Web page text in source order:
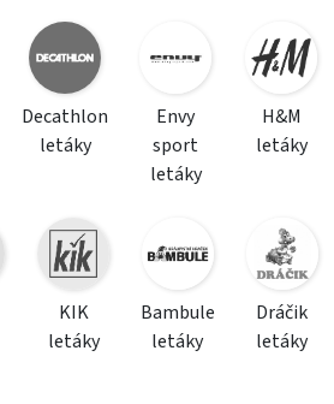
Decathlon
letáky
Envy
sport
letáky
H&M
letáky
KIK
letáky
Bambule
letáky
Dráčik
letáky